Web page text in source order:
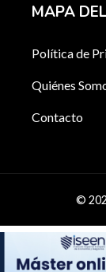
MAPA
Política de
Quiénes
Contacto
©